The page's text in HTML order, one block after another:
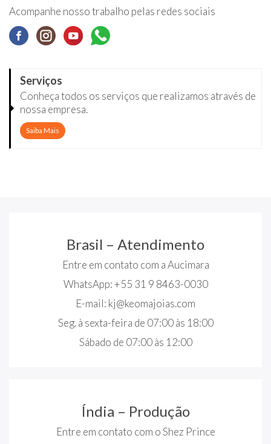
Acompanhe nosso trabalho pelas redes sociais
Serviços
Conheça todos os serviços que realizamos através de
nossa empresa.
Saiba Mais
Brasil – Atendimento
Entre em contato com a Aucimara
WhatsApp: +55 31 9 8463-0030
E-mail: kj@keomajoias.com
Seg. à sexta-feira de 07:00 às 18:00
Sábado de 07:00 às 12:00
Índia – Produção
Entre em contato com o Shez Prince